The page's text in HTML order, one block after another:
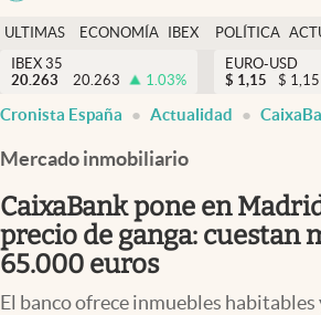
Actualidad
Criptomonedas
España
ULTIMAS
NOTICIAS
ECONOMÍA
FINANZAS
IBEX
EURO
POLÍTICA
IBEX 35
20.263
20.263 1.03%
EURO-USD
$ 1,15 $ 1,15
Cronista España Actualidad
Mercado inmobiliario
CaixaBank pone en
precio de ganga: cuestan
65.000 euros
El banco ofrece inmuebles habitables